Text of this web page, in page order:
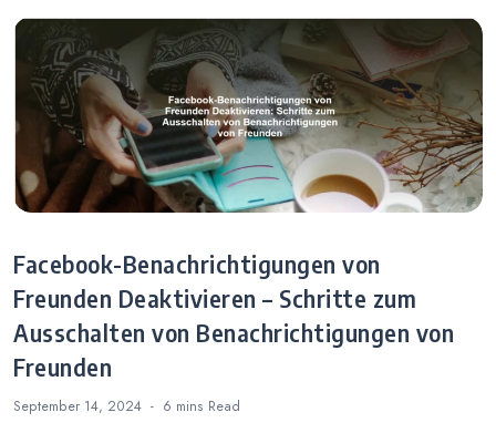
Facebook-Benachrichtigungen von
Freunden Deaktivieren – Schritte zum
Ausschalten von Benachrichtigungen von
Freunden
September 14, 2024 6 mins Read